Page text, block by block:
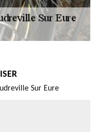
Sur Eure